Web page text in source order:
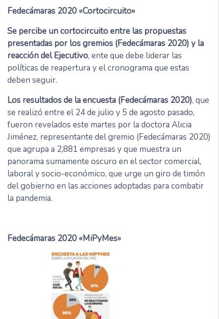
Fedecámaras 2020 «Cortocircuito»
Se percibe un cortocircuito entre las propuestas
presentadas por los gremios (Fedecámaras 2020) y la
reacción del Ejecutivo, ente que debe liderar las
políticas de reapertura y el cronograma que estas
deben seguir.
Los resultados de la encuesta (Fedecámaras 2020), que
se realizó entre el 24 de julio y 5 de agosto pasado,
fueron revelados este martes por la doctora Alicia
Jiménez, representante del gremio (Fedecámaras 2020)
que agrupa a 2,881 empresas y que muestra un
panorama sumamente oscuro en el sector comercial,
laboral y socio-económico, que urge un giro de timón
del gobierno en las acciones adoptadas para combatir
la pandemia.
Fedecámaras 2020 «MiPyMes»